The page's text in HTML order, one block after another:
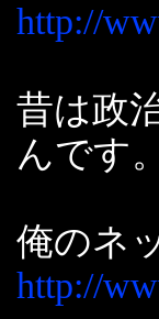
http://
昔は政
んです。
俺のネ
http://